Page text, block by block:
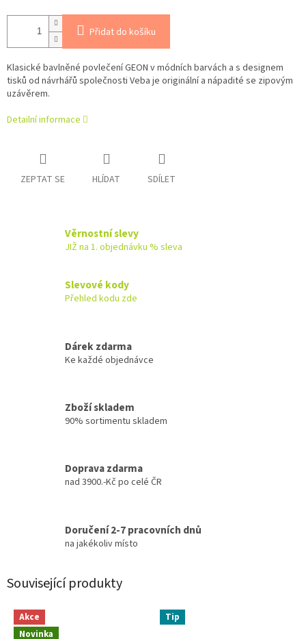
Přidat do košíku
Klasické bavlněné povlečení GEON v módních barvách a s designem
tisků od návrhářů společnosti Veba je originální a nápadité se zipovým
uzávěrem.
Detailní informace
ZEPTAT SE HLÍDAT SDÍLET
Věrnostní slevy
JIŽ na 1. objednávku % sleva
Slevové kody
Přehled kodu zde
Dárek zdarma
Ke každé objednávce
Zboží skladem
90% sortimentu skladem
Doprava zdarma
nad 3900.-Kč po celé ČR
Doručení 2-7 pracovních dnů
na jakékoliv místo
Související produkty
Akce
Novinka
Tip